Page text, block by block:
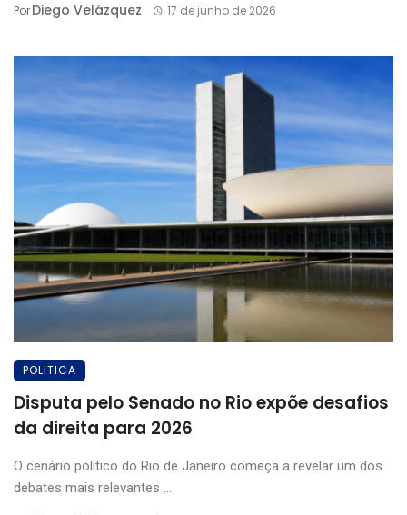
PorDiego Velázquez 17 de junho de 2026
POLITICA
Disputa pelo Senado no Rio expõe desafios
da direita para 2026
O cenário político do Rio de Janeiro começa a revelar um dos
debates mais relevantes ...